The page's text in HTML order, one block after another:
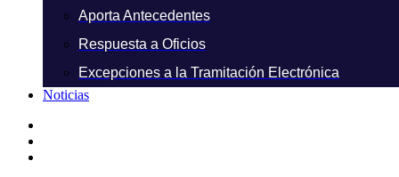
Aporta Antecedentes
Respuesta a Oficios
Excepciones a la Tramitación Electrónica
Noticias